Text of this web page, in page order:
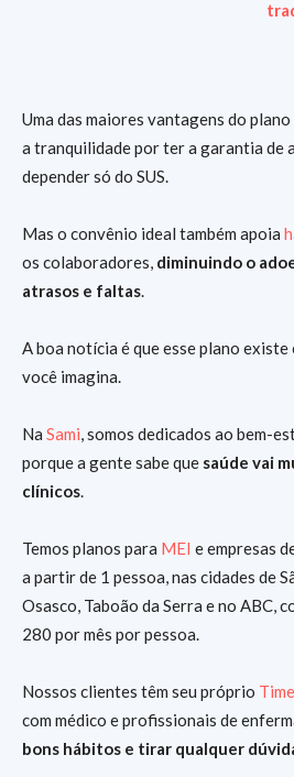
Uma das maiores vantagens do
a tranquilidade por ter a garantia de
depender só do SUS.
Mas o convênio ideal também apoia
os colaboradores, diminuindo o
atrasos e faltas.
A boa notícia é que esse plano existe
você imagina.
Na Sami, somos dedicados ao bem-
porque a gente sabe que saúde vai
clínicos.
Temos planos para MEI e empresas
a partir de 1 pessoa, nas cidades de
Osasco, Taboão da Serra e no ABC,
280 por mês por pessoa.
Nossos clientes têm seu próprio
com médico e profissionais de
bons hábitos e tirar qualquer